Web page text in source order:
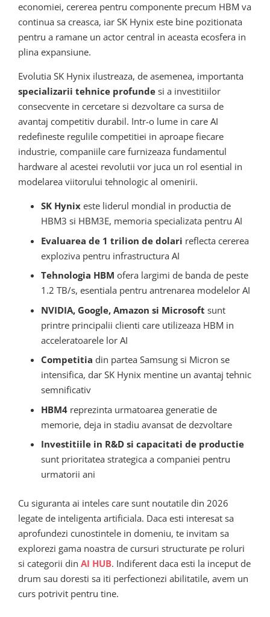
economiei, cererea pentru componente precum HBM va
continua sa creasca, iar SK Hynix este bine pozitionata
pentru a ramane un actor central in aceasta ecosfera in
plina expansiune.
Evolutia SK Hynix ilustreaza, de asemenea, importanta
specializarii tehnice profunde si a investitiilor
consecvente in cercetare si dezvoltare ca sursa de
avantaj competitiv durabil. Intr-o lume in care AI
redefineste regulile competitiei in aproape fiecare
industrie, companiile care furnizeaza fundamentul
hardware al acestei revolutii vor juca un rol esential in
modelarea viitorului tehnologic al omenirii.
SK Hynixeste liderul mondial in productia de
HBM3 si HBM3E, memoria specializata pentru AI
Evaluarea de 1 trilion de dolari reflecta cererea
exploziva pentru infrastructura AI
Tehnologia HBM ofera largimi de banda de peste
1.2 TB/s, esentiala pentru antrenarea modelelor AI
NVIDIA, Google, Amazon si Microsoft sunt
printre principalii clienti care utilizeaza HBM in
acceleratoarele lor AI
Competitia din partea Samsung si Micron se
intensifica, dar SK Hynix mentine un avantaj tehnic
semnificativ
HBM4reprezinta urmatoarea generatie de
memorie, deja in stadiu avansat de dezvoltare
Investitiile in R&D si capacitati de productie
sunt prioritatea strategica a companiei pentru
urmatorii ani
Cu siguranta ai inteles care sunt noutatile din 2026
legate de inteligenta artificiala. Daca esti interesat sa
aprofundezi cunostintele in domeniu, te invitam sa
explorezi gama noastra de cursuri structurate pe roluri
si categorii din AI HUB. Indiferent daca esti la inceput de
drum sau doresti sa iti perfectionezi abilitatile, avem un
curs potrivit pentru tine.